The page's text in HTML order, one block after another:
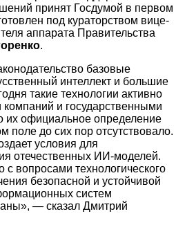
принят Госдумой в первом
под кураторством вице-
аппарата Правительства
.
базовые
интеллект и большие
такие технологии активно
и государственными
их официальное определение
поле до сих пор отсутствовало.
условия для
отечественных ИИ-моделей.
вопросами технологического
безопасной и устойчивой
систем
— сказал Дмитрий